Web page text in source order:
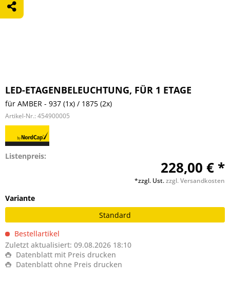
LED-ETAGENBELEUCHTUNG, FÜR 1 ETAGE
für AMBER - 937 (1x) / 1875 (2x)
Artikel-Nr.: 454900005
Listenpreis:
228,00 € *
*zzgl. Ust.zzgl. Versandkosten
Variante
Standard
Bestellartikel
Zuletzt aktualisiert: 09.08.2026 18:10
Datenblatt mit Preis drucken
Datenblatt ohne Preis drucken